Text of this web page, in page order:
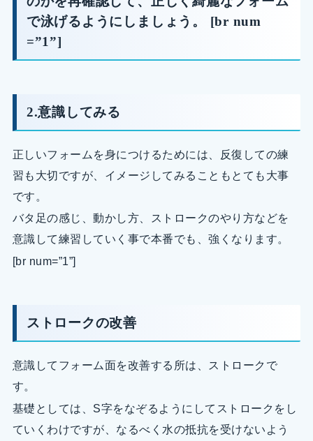
で泳げるようにしましょう。 [br num
=”1”]
2.意識してみる
正しいフォームを身につけるためには、反復しての練
習も大切ですが、イメージしてみることもとても大事
です。
バタ足の感じ、動かし方、ストロークのやり方などを
意識して練習していく事で本番でも、強くなります。
[br num=”1”]
ストロークの改善
意識してフォーム面を改善する所は、ストロークで
す。
基礎としては、S字をなぞるようにしてストロークをし
ていくわけですが、なるべく水の抵抗を受けないよう